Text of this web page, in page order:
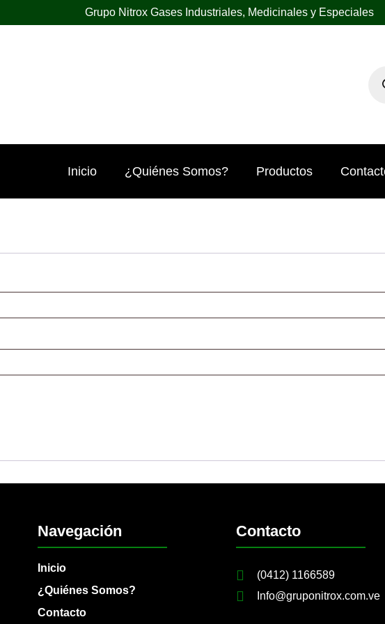
Grupo Nitrox Gases Industriales, Medicinales y Especiales
Inicio ¿Quiénes Somos? Productos
Navegación
Inicio
¿Quiénes Somos?
Contacto
Contacto
(0412) 1166589
Info@gruponitrox.com.ve